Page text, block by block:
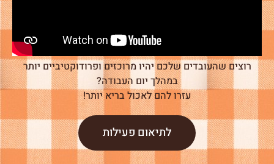
רוצים שהעובדים שלכם יהיו מרוכזים ופרודוקטיביים יותר
במהלך יום העבודה?
עזרו להם לאכול בריא יותר!
לתיאום פעילות